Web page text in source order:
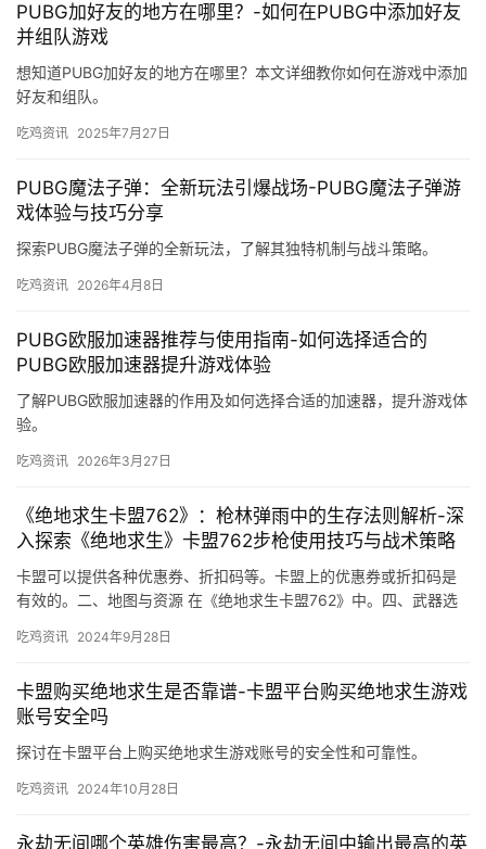
PUBG加好友的地方在哪里？-如何在PUBG中添加好友
并组队游戏
想知道PUBG加好友的地方在哪里？本文详细教你如何在游戏中添加
好友和组队。
吃鸡资讯 2025年7月27日
PUBG魔法子弹：全新玩法引爆战场-PUBG魔法子弹游
戏体验与技巧分享
探索PUBG魔法子弹的全新玩法，了解其独特机制与战斗策略。
吃鸡资讯 2026年4月8日
PUBG欧服加速器推荐与使用指南-如何选择适合的
PUBG欧服加速器提升游戏体验
了解PUBG欧服加速器的作用及如何选择合适的加速器，提升游戏体
验。
吃鸡资讯 2026年3月27日
《绝地求生卡盟762》：枪林弹雨中的生存法则解析-深
入探索《绝地求生》卡盟762步枪使用技巧与战术策略
卡盟可以提供各种优惠券、折扣码等。卡盟上的优惠券或折扣码是
有效的。二、地图与资源 在《绝地求生卡盟762》中。四、武器选
吃鸡资讯 2024年9月28日
卡盟购买绝地求生是否靠谱-卡盟平台购买绝地求生游戏
账号安全吗
探讨在卡盟平台上购买绝地求生游戏账号的安全性和可靠性。
吃鸡资讯 2024年10月28日
永劫无间哪个英雄伤害最高？-永劫无间中输出最高的英